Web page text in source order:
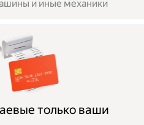
и иные механики
только ваши